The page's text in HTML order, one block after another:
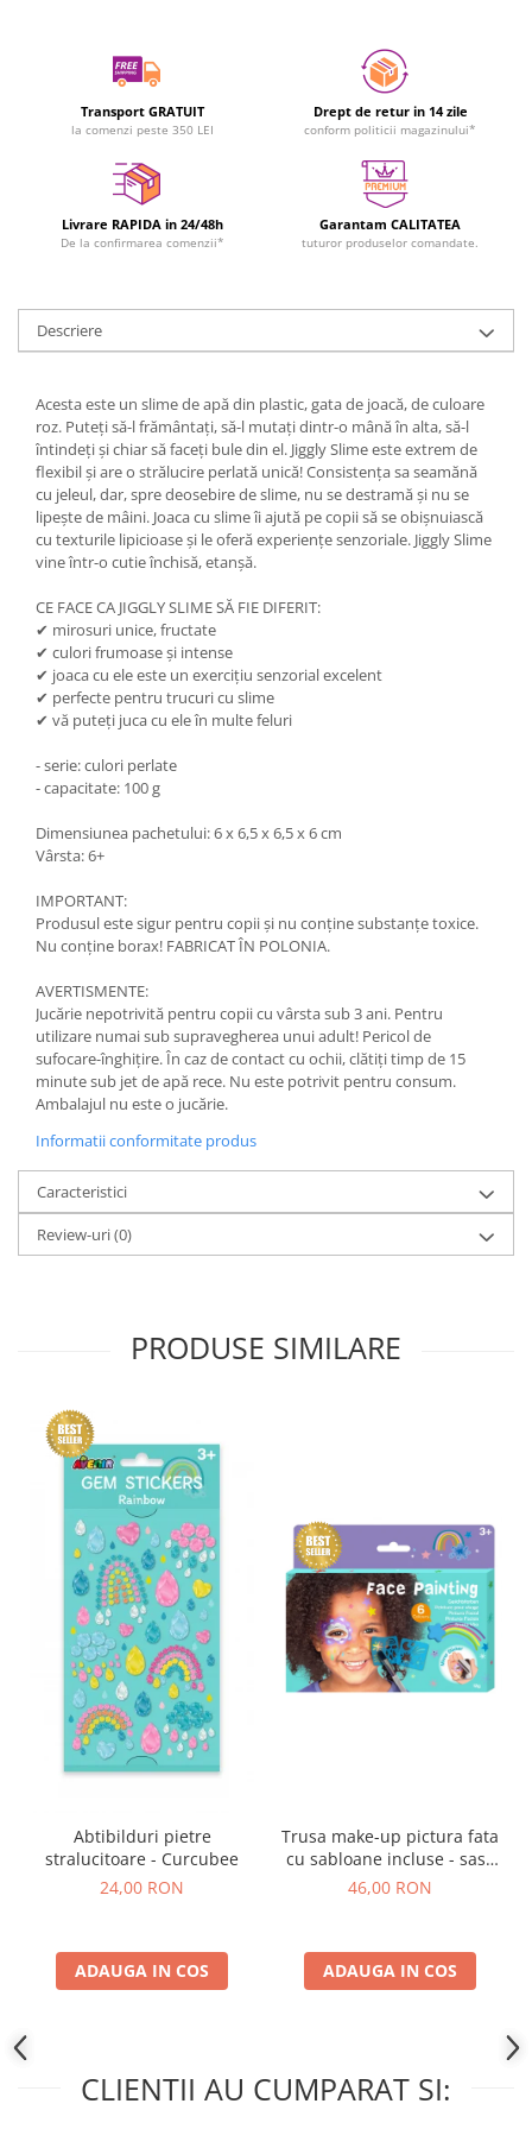
Transport GRATUIT
la comenzi peste 350 LEI
Drept de retur in 14 zile
conform politicii magazinului*
Livrare RAPIDA in 24/48h
De la confirmarea comenzii*
Garantam CALITATEA
tuturor produselor comandate.
Descriere
Acesta este un slime de apă din plastic, gata de joacă, de culoare
roz. Puteți să-l frământați, să-l mutați dintr-o mână în alta, să-l
întindeți și chiar să faceți bule din el. Jiggly Slime este extrem de
flexibil și are o strălucire perlată unică! Consistența sa seamănă
cu jeleul, dar, spre deosebire de slime, nu se destramă și nu se
lipește de mâini. Joaca cu slime îi ajută pe copii să se obișnuiască
cu texturile lipicioase și le oferă experiențe senzoriale. Jiggly Slime
vine într-o cutie închisă, etanșă.
CE FACE CA JIGGLY SLIME SĂ FIE DIFERIT:
✔ mirosuri unice, fructate
✔ culori frumoase și intense
✔ joaca cu ele este un exercițiu senzorial excelent
✔ perfecte pentru trucuri cu slime
✔ vă puteți juca cu ele în multe feluri
- serie: culori perlate
- capacitate: 100 g
Dimensiunea pachetului: 6 x 6,5 x 6,5 x 6 cm
Vârsta: 6+
IMPORTANT:
Produsul este sigur pentru copii și nu conține substanțe toxice.
Nu conține borax! FABRICAT ÎN POLONIA.
AVERTISMENTE:
Jucărie nepotrivită pentru copii cu vârsta sub 3 ani. Pentru
utilizare numai sub supravegherea unui adult! Pericol de
sufocare-înghițire. În caz de contact cu ochii, clătiți timp de 15
minute sub jet de apă rece. Nu este potrivit pentru consum.
Ambalajul nu este o jucărie.
Informatii conformitate produs
Caracteristici
Review-uri(0)
PRODUSE SIMILARE
Abtibilduri pietre
stralucitoare - Curcubee
24,00 RON
ADAUGA IN COS
Trusa make-up pictura fata
cu sabloane incluse - sase
culori non-alergice -
46,00 RON
ADAUGA IN COS
CLIENTII AU CUMPARAT SI: